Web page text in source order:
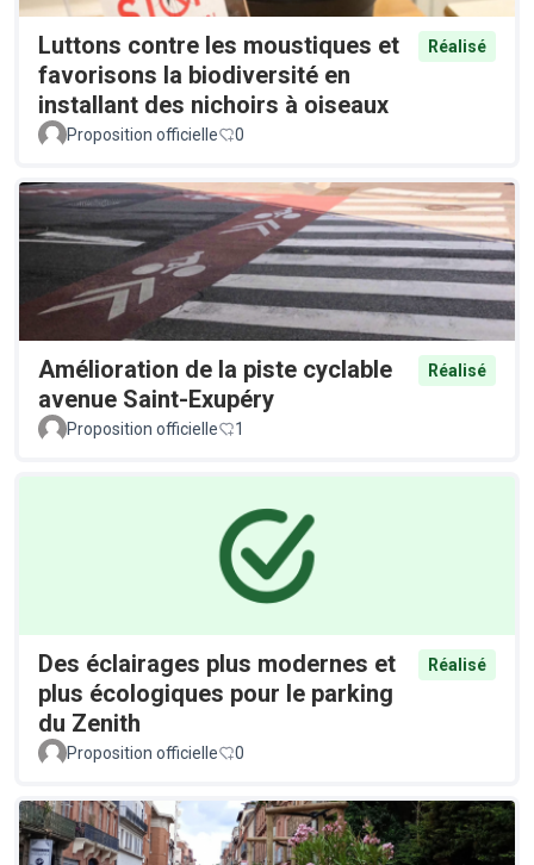
Luttons contre les moustiques et
favorisons la biodiversité en
installant des nichoirs à oiseaux
Réalisé
Proposition officielle 0
Amélioration de la piste cyclable
avenue Saint-Exupéry
Réalisé
Proposition officielle 1
Des éclairages plus modernes et
plus écologiques pour le parking
du Zenith
Réalisé
Proposition officielle 0